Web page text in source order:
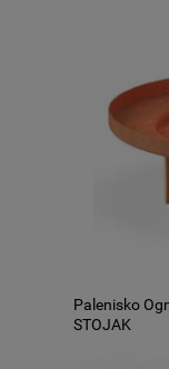
Palenisko
STOJAK